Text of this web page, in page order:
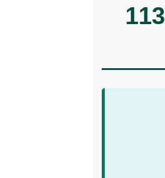
موضوعات جدید پایان نامه رشته فرآوری محصولات شیلاتی + 113